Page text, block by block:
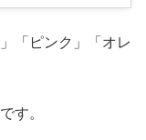
「ピンク」「オレ
す。